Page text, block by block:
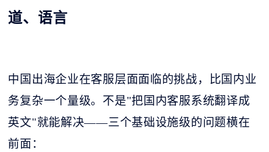
道、语言
中国出海企业在客服层面面临的挑战，比国内业
务复杂一个量级。不是"把国内客服系统翻译成
英文"就能解决——三个基础设施级的问题横在
前面：